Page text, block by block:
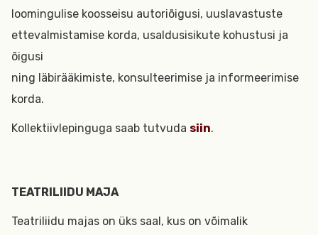
loomingulise koosseisu autoriõigusi, uuslavastuste
ettevalmistamise korda, usaldusisikute kohustusi ja
õigusi
ning läbirääkimiste, konsulteerimise ja informeerimise
korda.
Kollektiivlepinguga saab tutvuda siin.
TEATRILIIDU MAJA
Teatriliidu majas on üks saal, kus on võimalik